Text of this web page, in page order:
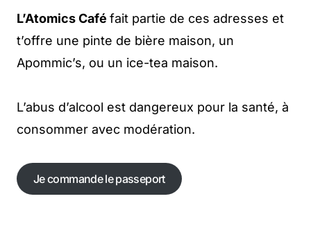
L’Atomics Café fait partie de ces adresses et
t’offre une pinte de bière maison, un
Apommic’s, ou un ice-tea maison.
L’abus d’alcool est dangereux pour la santé, à
consommer avec modération.
Je commande le passeport